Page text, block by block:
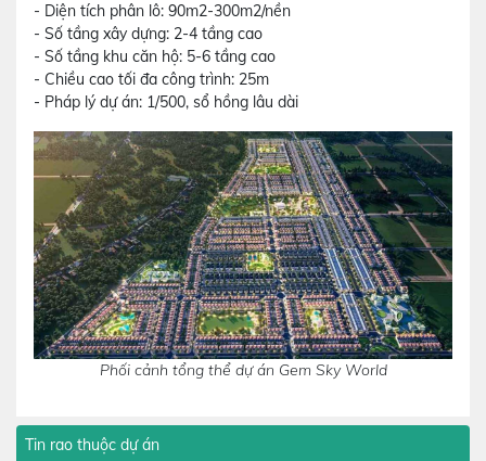
- Diện tích phân lô: 90m2-300m2/nền
- Số tầng xây dựng: 2-4 tầng cao
- Số tầng khu căn hộ: 5-6 tầng cao
- Chiều cao tối đa công trình: 25m
- Pháp lý dự án: 1/500, sổ hồng lâu dài
Phối cảnh tổng thể dự án Gem Sky World
Tin rao thuộc dự án